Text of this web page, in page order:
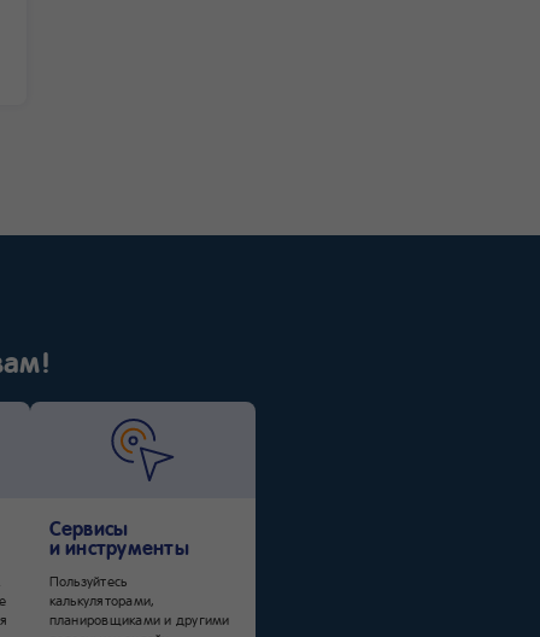
Сервисы
и инструменты
Пользуйтесь
калькуляторами,
планировщиками и другими